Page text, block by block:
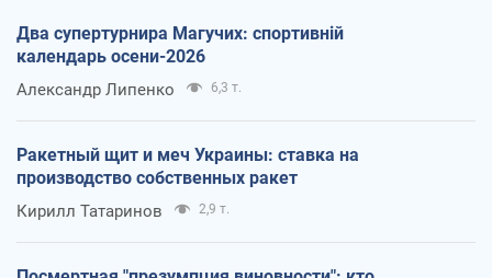
Два супертурнира Магучих: спортивній
календарь осени-2026
Александр Липенко 6,3 т.
Ракетный щит и меч Украины: ставка на
производство собственных ракет
Кирилл Татаринов 2,9 т.